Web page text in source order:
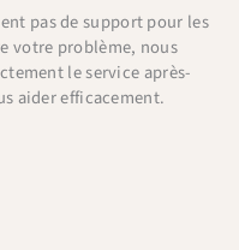
pas de support pour les
votre problème, nous
le service après-
aider efficacement.